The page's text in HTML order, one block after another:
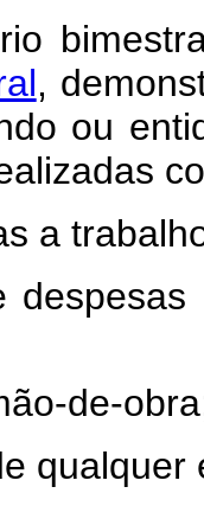
,
ou
a
de-
qualquer